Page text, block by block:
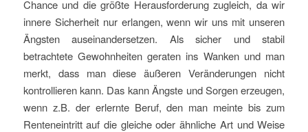
Chance und die größte Herausforderung zugleich, da wir
innere Sicherheit nur erlangen, wenn wir uns mit unseren
Ängsten auseinandersetzen. Als sicher und stabil
betrachtete Gewohnheiten geraten ins Wanken und man
merkt, dass man diese äußeren Veränderungen nicht
kontrollieren kann. Das kann Ängste und Sorgen erzeugen,
wenn z.B. der erlernte Beruf, den man meinte bis zum
Renteneintritt auf die gleiche oder ähnliche Art und Weise